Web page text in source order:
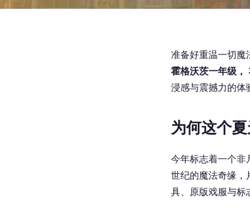
准备好重温一切魔
霍格沃茨一年级，
浸感与震撼力的体
为何这个
今年标志着一个
世纪的魔法奇缘，
具、原版戏服与标